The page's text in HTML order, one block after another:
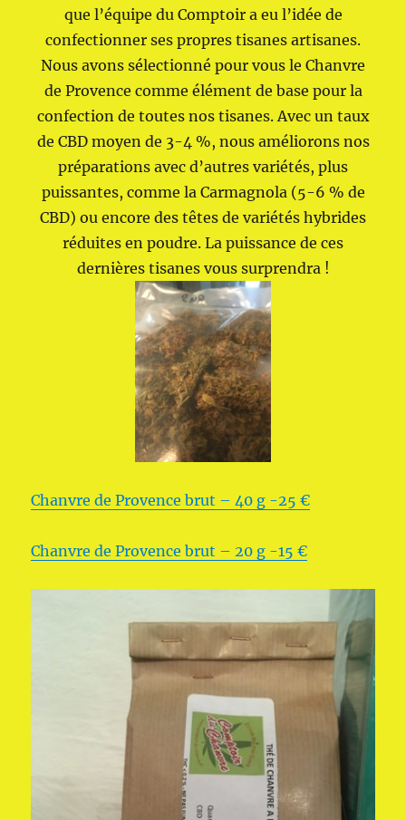
que l’équipe du Comptoir a eu l’idée de
confectionner ses propres tisanes artisanes.
Nous avons sélectionné pour vous le Chanvre
de Provence comme élément de base pour la
confection de toutes nos tisanes. Avec un taux
de CBD moyen de 3-4 %, nous améliorons nos
préparations avec d’autres variétés, plus
puissantes, comme la Carmagnola (5-6 % de
CBD) ou encore des têtes de variétés hybrides
réduites en poudre. La puissance de ces
dernières tisanes vous surprendra !
Chanvre de Provence brut – 40 g -25 €
Chanvre de Provence brut – 20 g -15 €